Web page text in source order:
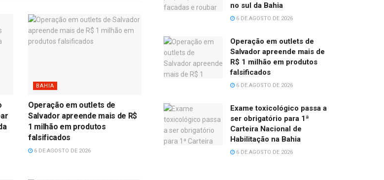
BAHIA
Operação em outlets de
Salvador apreende mais de R$
1 milhão em produtos
falsificados
6 DE AGOSTO DE 2026
no sul da Bahia
6 DE AGOSTO DE 2026
Operação em outlets de
Salvador apreende mais de
R$ 1 milhão em produtos
falsificados
6 DE AGOSTO DE 2026
Exame toxicológico passa a
ser obrigatório para 1ª
Carteira Nacional de
Habilitação na Bahia
6 DE AGOSTO DE 2026